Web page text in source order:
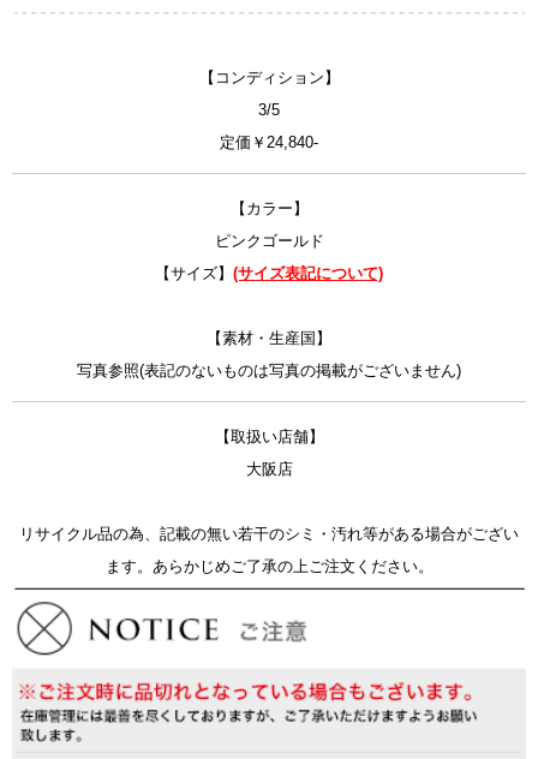
【コンディション】
3/5
定価￥24,840-
【カラー】
ピンクゴールド
【サイズ】 (サイズ表記について)
【素材・生産国】
写真参照(表記のないものは写真の掲載がございません)
【取扱い店舗】
大阪店
リサイクル品の為、記載の無い若干のシミ・汚れ等がある場合がござい
ます。あらかじめご了承の上ご注文ください。